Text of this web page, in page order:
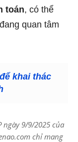
toán, có thể
quan tâm
khai thác
ngày 9/9/2025 của
chỉ mang